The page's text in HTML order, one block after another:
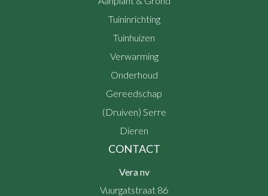
Tuininrichting
Tuinhuizen
Verwarming
Onderhoud
Gereedschap
(Druiven) Serre
Dieren
CONTACT
Vera nv
Vuurgatstraat 86